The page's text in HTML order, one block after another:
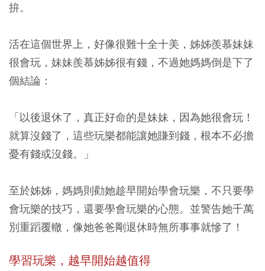
拚。
活在這個世界上，好像很難十全十美，姊姊羨慕妹妹
很會玩，妹妹羨慕姊姊很有錢，不過她媽媽倒是下了
個結論：
「以後退休了，真正好命的是妹妹，因為她很會玩！
就算沒錢了，這些玩樂都能讓她賺到錢，根本不必擔
憂有錢或沒錢。」
至於姊姊，媽媽則勸她趁早開始學會玩樂，不只要學
會玩樂的技巧，還要學會玩樂的心態。並警告她千萬
別重蹈覆轍，像她爸爸剛退休時無所事事就慘了！
學習玩樂，越早開始越值得